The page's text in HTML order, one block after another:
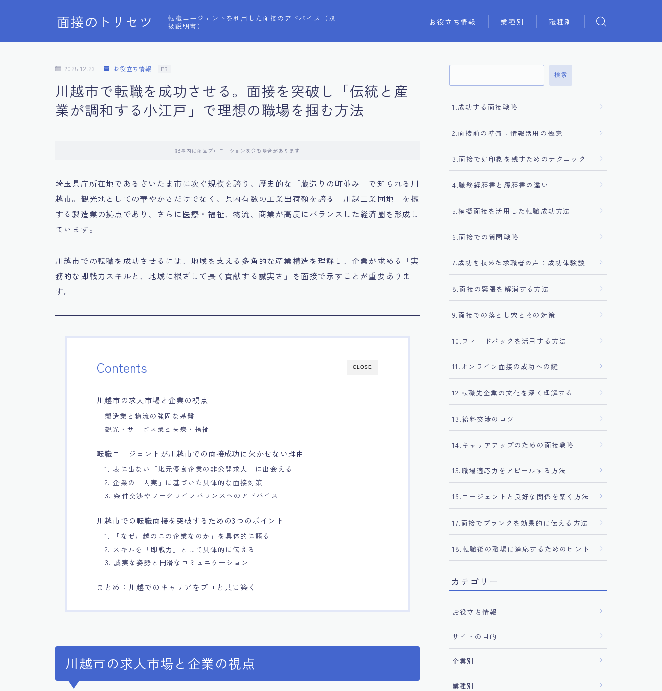
面接のトリセツ
転職エージェントを利用した面接のアドバイス（取
扱説明書）
お役立ち情報 業種別 職種別
2025.12.23 お役立ち情報 PR
川越市で転職を成功させる。面接を突破し「伝統と産
業が調和する小江戸」で理想の職場を掴む方法
記事内に商品プロモーションを含む場合があります
埼玉県庁所在地であるさいたま市に次ぐ規模を誇り、歴史的な「蔵造りの町並み」で知られる川
越市。観光地としての華やかさだけでなく、県内有数の工業出荷額を誇る「川越工業団地」を擁
する製造業の拠点であり、さらに医療・福祉、物流、商業が高度にバランスした経済圏を形成し
ています。
川越市での転職を成功させるには、地域を支える多角的な産業構造を理解し、企業が求める「実
務的な即戦力スキルと、地域に根ざして長く貢献する誠実さ」を面接で示すことが重要ありま
す。
CLOSE
Contents
川越市の求人市場と企業の視点
製造業と物流の強固な基盤
観光・サービス業と医療・福祉
転職エージェントが川越市での面接成功に欠かせない理由
1. 表に出ない「地元優良企業の非公開求人」に出会える
2. 企業の「内実」に基づいた具体的な面接対策
3. 条件交渉やワークライフバランスへのアドバイス
川越市での転職面接を突破するための3つのポイント
1. 「なぜ川越のこの企業なのか」を具体的に語る
2. スキルを「即戦力」として具体的に伝える
3. 誠実な姿勢と円滑なコミュニケーション
まとめ：川越でのキャリアをプロと共に築く
川越市の求人市場と企業の視点
検索
1.成功する面接戦略
2.面接前の準備：情報活用の極意
3.面接で好印象を残すためのテクニック
4.職務経歴書と履歴書の違い
5.模擬面接を活用した転職成功方法
6.面接での質問戦略
7.成功を収めた求職者の声：成功体験談
8.面接の緊張を解消する方法
9.面接での落とし穴とその対策
10.フィードバックを活用する方法
11.オンライン面接の成功への鍵
12.転職先企業の文化を深く理解する
13.給料交渉のコツ
14.キャリアアップのための面接戦略
15.職場適応力をアピールする方法
16.エージェントと良好な関係を築く方法
17.面接でブランクを効果的に伝える方法
18.転職後の職場に適応するためのヒント
カテゴリー
お役立ち情報
サイトの目的
企業別
業種別